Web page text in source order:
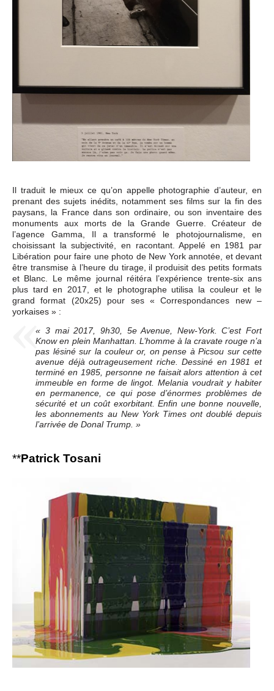
Il traduit le mieux ce qu’on appelle photographie d’auteur, en
prenant des sujets inédits, notamment ses films sur la fin des
paysans, la France dans son ordinaire, ou son inventaire des
monuments aux morts de la Grande Guerre. Créateur de
l’agence Gamma, Il a transformé le photojournalisme, en
choisissant la subjectivité, en racontant. Appelé en 1981 par
Libération pour faire une photo de New York annotée, et devant
être transmise à l’heure du tirage, il produisit des petits formats
et Blanc. Le même journal réitéra l’expérience trente-six ans
plus tard en 2017, et le photographe utilisa la couleur et le
grand format (20x25) pour ses « Correspondances new –
yorkaises » :
« 3 mai 2017, 9h30, 5e Avenue, New-York. C’est Fort
Know en plein Manhattan. L’homme à la cravate rouge n’a
pas lésiné sur la couleur or, on pense à Picsou sur cette
avenue déjà outrageusement riche. Dessiné en 1981 et
terminé en 1985, personne ne faisait alors attention à cet
immeuble en forme de lingot. Melania voudrait y habiter
en permanence, ce qui pose d’énormes problèmes de
sécurité et un coût exorbitant. Enfin une bonne nouvelle,
les abonnements au New York Times ont doublé depuis
l’arrivée de Donal Trump. »
**Patrick Tosani